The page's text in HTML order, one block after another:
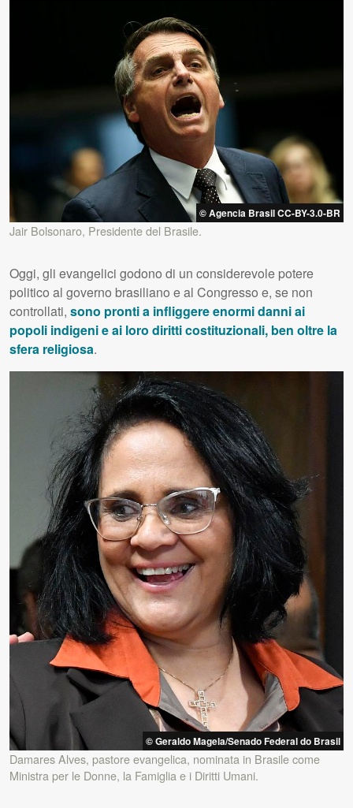
© Agencia Brasil CC-BY-3.0-BR
Jair Bolsonaro, Presidente del Brasile.
Oggi, gli evangelici godono di un considerevole potere
politico al governo brasiliano e al Congresso e, se non
controllati, sono pronti a infliggere enormi danni ai
popoli indigeni e ai loro diritti costituzionali, ben oltre la
sfera religiosa.
© Geraldo Magela/Senado Federal do Brasil
Damares Alves, pastore evangelica, nominata in Brasile come
Ministra per le Donne, la Famiglia e i Diritti Umani.